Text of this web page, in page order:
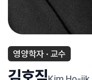
영양학자 · 교수